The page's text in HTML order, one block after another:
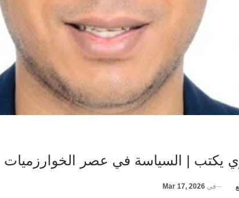
يكتب | السياسة في عصر الخوارزميات
في Mar 17, 2026